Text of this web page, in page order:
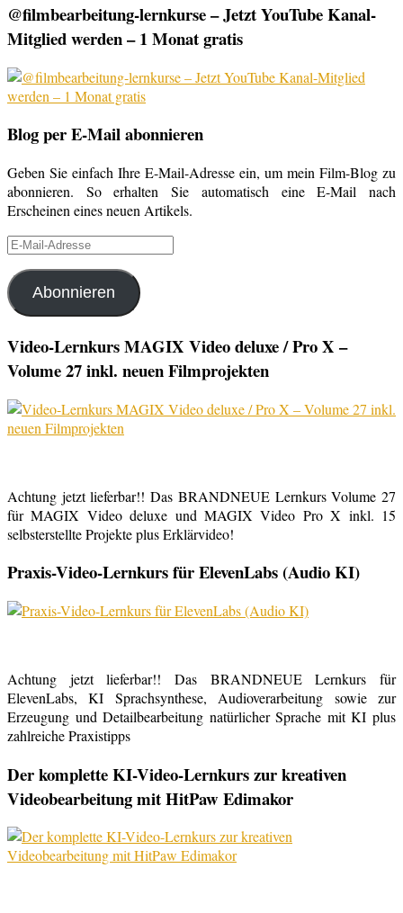
@filmbearbeitung-lernkurse – Jetzt YouTube Kanal-
Mitglied werden – 1 Monat gratis
Blog per E-Mail abonnieren
Geben Sie einfach Ihre E-Mail-Adresse ein, um mein Film-Blog zu
abonnieren. So erhalten Sie automatisch eine E-Mail nach
Erscheinen eines neuen Artikels.
E-
Adresse
Abonnieren
Video-Lernkurs MAGIX Video deluxe / Pro X –
Volume 27 inkl. neuen Filmprojekten
Achtung jetzt lieferbar!! Das BRANDNEUE Lernkurs Volume 27
für MAGIX Video deluxe und MAGIX Video Pro X inkl. 15
selbsterstellte Projekte plus Erklärvideo!
Praxis-Video-Lernkurs für ElevenLabs (Audio KI)
Achtung jetzt lieferbar!! Das BRANDNEUE Lernkurs für
ElevenLabs, KI Sprachsynthese, Audioverarbeitung sowie zur
Erzeugung und Detailbearbeitung natürlicher Sprache mit KI plus
zahlreiche Praxistipps
Der komplette KI-Video-Lernkurs zur kreativen
Videobearbeitung mit HitPaw Edimakor